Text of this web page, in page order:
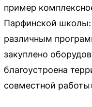
пример
Парфинской школы:
различным
закуплено
благоустроена
совместной